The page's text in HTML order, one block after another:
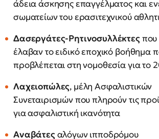
άδεια άσκησης επαγγέλματος και
σωματείων του ερασιτεχνικού
Δασεργάτες-Ρητινοσυλλέκτεςπου
έλαβαν το ειδικό εποχικό βοήθημα
προβλέπεται στη νομοθεσία για το
Λαχειοπώλες, μέλη Ασφαλιστικών
Συνεταιρισμών που πληρούν τις
για ασφαλιστική ικανότητα
Αναβάτεςαλόγων ιπποδρόμου